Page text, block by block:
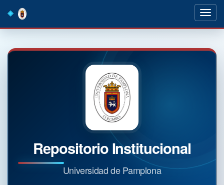
navigation
Repositorio Institucional
Universidad de Pamplona